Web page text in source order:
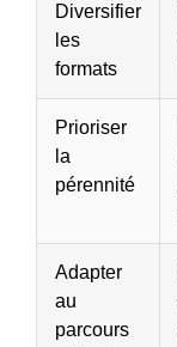
Diversifier
les
formats
Prioriser
la
pérennité
Adapter
au
parcours